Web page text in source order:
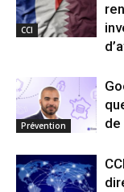
CCI
Prévention
de